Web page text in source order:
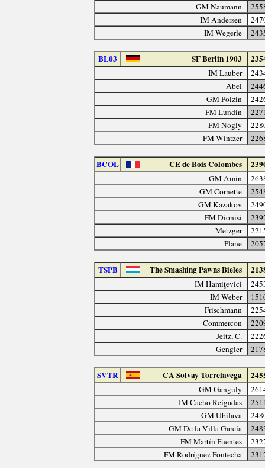
GM Naumann
IM Andersen
IM Wegerle
BL03 SF Berlin 1903
IM Lauber
Abel
GM Polzin
FM Lundin
FM Nogly
FM Wintzer
BCOL CE de Bois Colombes
GM Amin
GM Cornette
GM Kazakov
FM Dionisi
Metzger
Plane
TSPB The Smashing Pawns Bieles
IM Hamiţevici
IM Weber
Frischmann
Commercon
Jeitz, C.
Gengler
SVTR CA Solvay Torrelavega
GM Ganguly
IM Cacho Reigadas
GM Ubilava
GM De la Villa García
FM Martín Fuentes
FM Rodríguez Fontecha